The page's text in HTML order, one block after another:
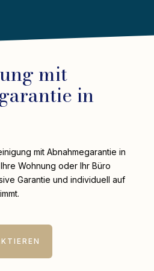
mit
in
mit Abnahmegarantie in
Wohnung oder Ihr Büro
Garantie und individuell auf